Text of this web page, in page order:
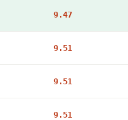
9.47
9.51
9.51
9.51